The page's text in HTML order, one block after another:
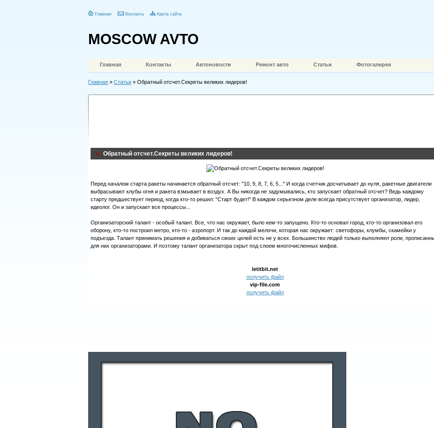
Главная Контакты Карта сайта
MOSCOW AVTO
Главная Контакты Автоновости Ремонт авто Статьи Фотогалерея
Главная » Статьи » Обратный отсчет.Секреты великих лидеров!
Обратный отсчет.Секреты великих лидеров!
Перед началом старта ракеты начинается обратный отсчет: "10, 9, 8, 7, 6, 5..." И когда счетчик досчитывает до нуля, ракетные двигатели
выбрасывают клубы огня и ракета взмывает в воздух. А Вы никогда не задумывались, кто запускает обратный отсчет? Ведь каждому
старту предшествует период, когда кто-то решил: "Старт будет!" В каждом серьезном деле всегда присутствует организатор, лидер,
идеолог. Он и запускает все процессы...
Организаторский талант - особый талант. Все, что нас окружает, было кем-то запущено. Кто-то основал город, кто-то организовал его
оборону, кто-то построил метро, кто-то - аэропорт. И так до каждой мелочи, которая нас окружает: светофоры, клумбы, скамейки у
подъезда. Талант принимать решения и добиваться своих целей есть не у всех. Большинство людей только выполняют роли,
для них организаторами. И поэтому талант организатора скрыт под слоем многочисленных мифов.
letitbit.net
получить файл
vip-file.com
получить файл